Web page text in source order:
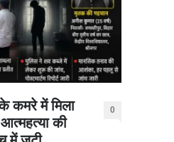
कमरे में मिला
की
0